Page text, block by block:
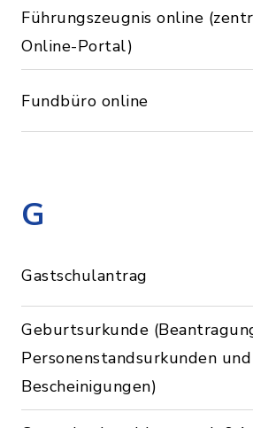
Führungszeugnis online
Online-Portal)
Fundbüro online
G
Gastschulantrag
Geburtsurkunde
Personenstandsurkunden und
Bescheinigungen)